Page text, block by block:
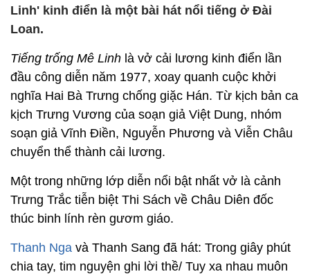
Linh' kinh điển là một bài hát nổi tiếng ở Đài
Loan.
Tiếng trống Mê Linh là vở cải lương kinh điển lần
đầu công diễn năm 1977, xoay quanh cuộc khởi
nghĩa Hai Bà Trưng chống giặc Hán. Từ kịch bản ca
kịch Trưng Vương của soạn giả Việt Dung, nhóm
soạn giả Vĩnh Điền, Nguyễn Phương và Viễn Châu
chuyển thể thành cải lương.
Một trong những lớp diễn nổi bật nhất vở là cảnh
Trưng Trắc tiễn biệt Thi Sách về Châu Diên đốc
thúc binh lính rèn gươm giáo.
Thanh Nga và Thanh Sang đã hát: Trong giây phút
chia tay, tim nguyện ghi lời thề/ Tuy xa nhau muôn